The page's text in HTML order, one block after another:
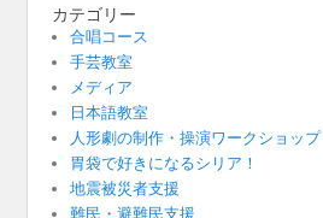
カテゴリー
合唱コース
手芸教室
メディア
日本語教室
人形劇の制作・操演ワークショップ
胃袋で好きになるシリア！
地震被災者支援
難民・避難民支援